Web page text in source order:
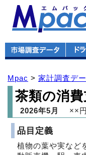
Mpac > 家計調査デ
茶類の消費
2026年5月 ××円
品目定義
植物の葉や実など